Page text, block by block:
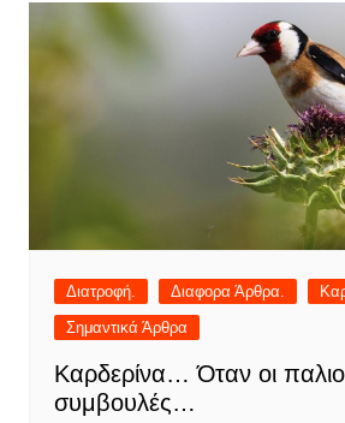
Διατροφή. Διαφορα Άρθρα.
Σημαντικά Άρθρα
Καρδερίνα… Όταν οι
συμβουλές…